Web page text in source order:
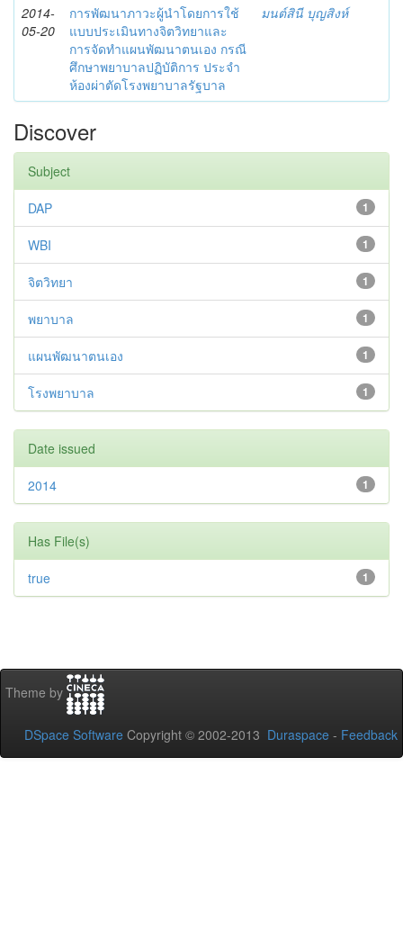
2014-
05-20
การพัฒนาภาวะผู้นำโดยการใช้
แบบประเมินทางจิตวิทยาและ
การจัดทำแผนพัฒนาตนเอง กรณี
ศึกษาพยาบาลปฏิบัติการ ประจำ
ห้องผ่าตัดโรงพยาบาลรัฐบาล
มนต์สินี บุญสิงห์
Discover
Subject
1
DAP
1
WBI
1
จิตวิทยา
1
พยาบาล
1
แผนพัฒนาตนเอง
1
โรงพยาบาล
Date issued
1
2014
Has File(s)
1
true
Theme by
DSpace Software Copyright © 2002-2013 Duraspace - Feedback